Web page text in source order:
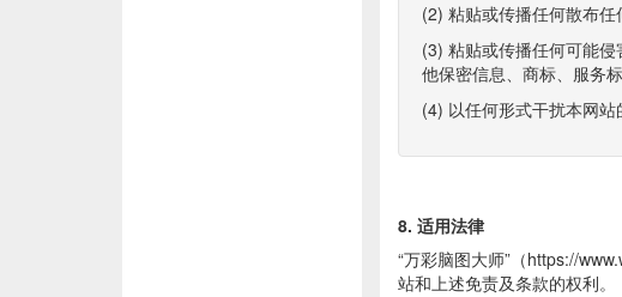
(2) 粘贴或传播任何散布
(3) 粘贴或传播任何可能
他保密信息、商标、服务
(4) 以任何形式干扰本网站
8. 适用法律
“万彩脑图大师”（https://
站和上述免责及条款的权利。